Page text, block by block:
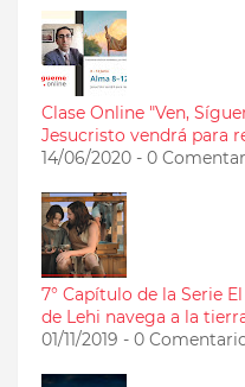
Clase Online "Ven,
Jesucristo vendrá para
14/06/2020 - 0
7° Capítulo de la Serie
de Lehi navega a la
01/11/2019 - 0